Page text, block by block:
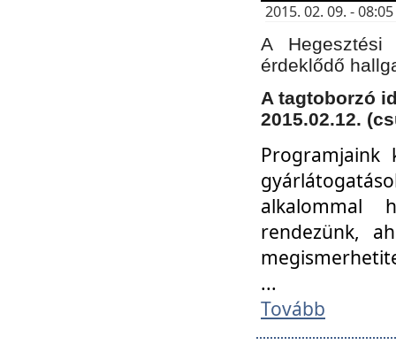
2015. 02. 09. -
A
érdeklődő
A tagtoborzó
2015.02.12.
Programjaink
alkalommal
rendezünk,
...
Tovább